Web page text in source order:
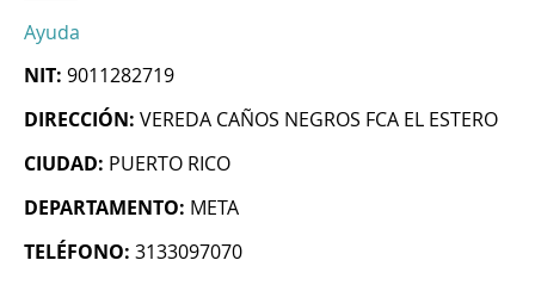
Ayuda
NIT: 9011282719
DIRECCIÓN: VEREDA CAÑOS NEGROS FCA EL ESTERO
CIUDAD: PUERTO RICO
DEPARTAMENTO: META
TELÉFONO: 3133097070